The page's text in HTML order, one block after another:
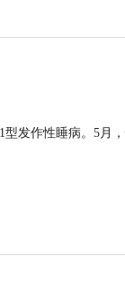
型发作性睡病。5月